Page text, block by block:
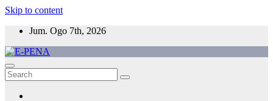
Skip to content
Jum. Ogo 7th, 2026
E-PENA
Berita Digital Terkini